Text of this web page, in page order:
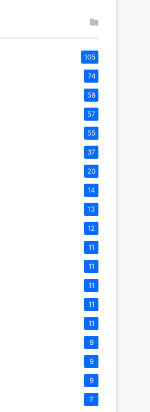
105
74
58
57
55
37
20
14
13
12
11
11
11
11
11
9
9
9
7